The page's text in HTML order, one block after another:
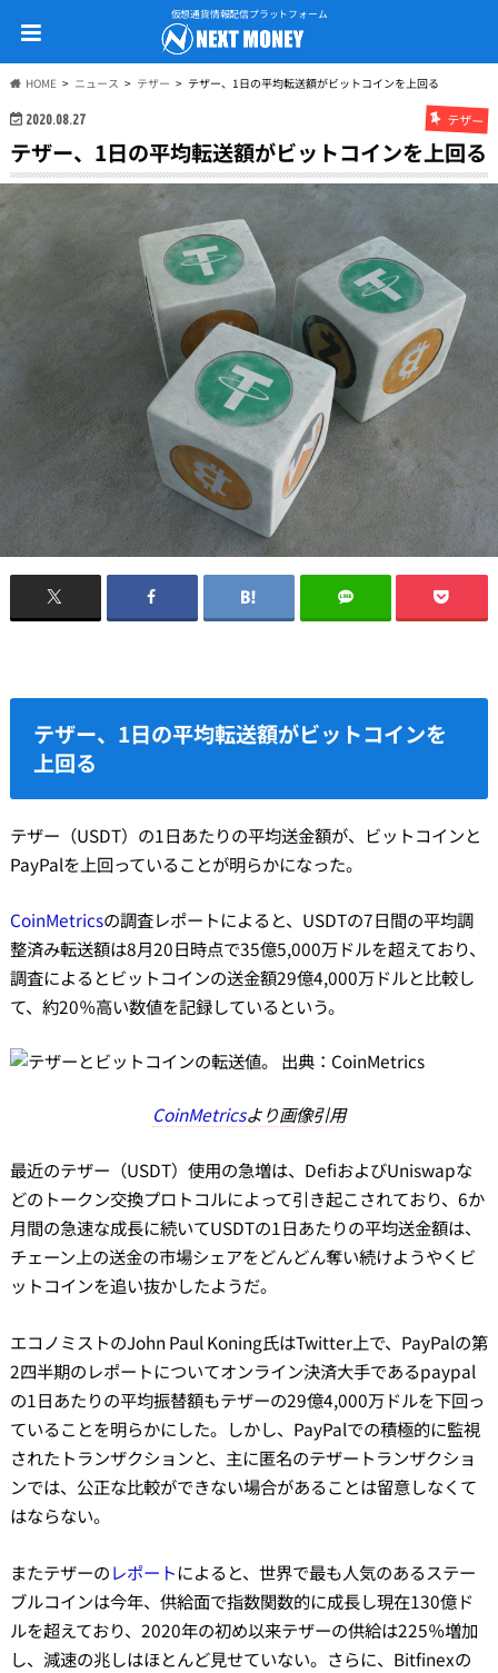
仮想通貨情報配信プラットフォーム
HOME ニュース テザー テザー、1日の平均転送額がビットコインを上回る
2020.08.27 テザー
テザー、1日の平均転送額がビットコインを上回る
テザー、1日の平均転送額がビットコインを
上回る
テザー（USDT）の1日あたりの平均送金額が、ビットコインと
PayPalを上回っていることが明らかになった。
CoinMetricsの調査レポートによると、USDTの7日間の平均調
整済み転送額は8月20日時点で35億5,000万ドルを超えており、
調査によるとビットコインの送金額29億4,000万ドルと比較し
て、約20％高い数値を記録しているという。
CoinMetricsより画像引用
最近のテザー（USDT）使用の急増は、DefiおよびUniswapな
どのトークン交換プロトコルによって引き起こされており、6か
月間の急速な成長に続いてUSDTの1日あたりの平均送金額は、
チェーン上の送金の市場シェアをどんどん奪い続けようやくビ
ットコインを追い抜かしたようだ。
エコノミストのJohn Paul Koning氏はTwitter上で、PayPalの第
2四半期のレポートについてオンライン決済大手であるpaypal
の1日あたりの平均振替額もテザーの29億4,000万ドルを下回っ
ていることを明らかにした。しかし、PayPalでの積極的に監視
されたトランザクションと、主に匿名のテザートランザクショ
ンでは、公正な比較ができない場合があることは留意しなくて
はならない。
またテザーのレポートによると、世界で最も人気のあるステー
ブルコインは今年、供給面で指数関数的に成長し現在130億ド
ルを超えており、2020年の初め以来テザーの供給は225％増加
し、減速の兆しはほとんど見せていない。さらに、Bitfinexの